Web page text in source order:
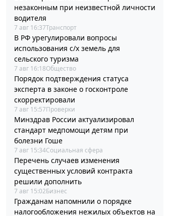
незаконным при неизвестной личности
водителя
7 авг 16:37Транспорт
В РФ урегулировали вопросы
использования с/х земель для
сельского туризма
7 авг 16:18Общество
Порядок подтверждения статуса
эксперта в законе о госконтроле
скорректировали
7 авг 15:57Проверки
Минздрав России актуализировал
стандарт медпомощи детям при
болезни Гоше
7 авг 15:34Социальная сфера
Перечень случаев изменения
существенных условий контракта
решили дополнить
7 авг 15:02Бизнес
Гражданам напомнили о порядке
налогообложения нежилых объектов на